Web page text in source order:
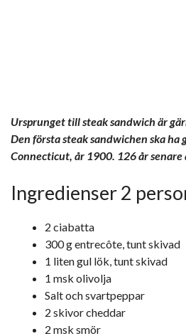
Ursprunget till steak sandwich är
Den första steak sandwichen ska ha
Connecticut, år 1900. 126 år senare
Ingredienser 2
2 ciabatta
300 g entrecôte, tunt skivad
1 liten gul lök, tunt skivad
1 msk olivolja
Salt och svartpeppar
2 skivor cheddar
2 msk smör